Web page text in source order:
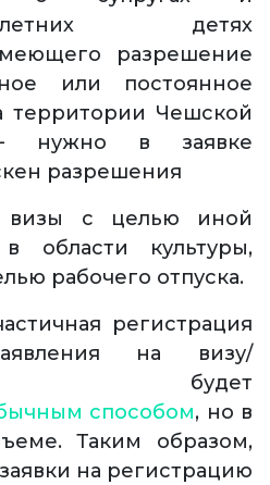
детях
разрешение
или постоянное
территории Чешской
– нужно в заявке
разрешения
визы с целью иной
в области культуры,
рабочего отпуска.
регистрация
на визу/
будет
способом, но в
Таким образом,
на регистрацию